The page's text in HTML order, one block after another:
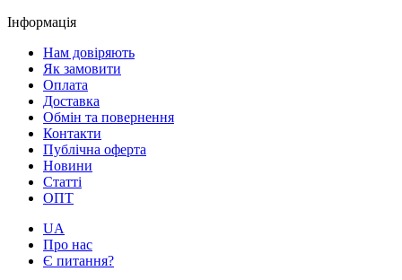
Інформація
Нам довіряють
Як замовити
Оплата
Доставка
Обмін та повернення
Контакти
Публічна оферта
Новини
Статті
ОПТ
UA
Про нас
Є питання?